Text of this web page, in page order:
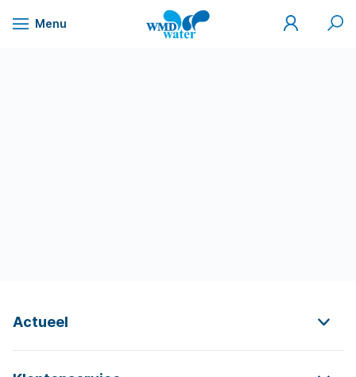
Naar
Menu
WMD
Drinkwater
Mijn
WMD
Zoek
Actueel